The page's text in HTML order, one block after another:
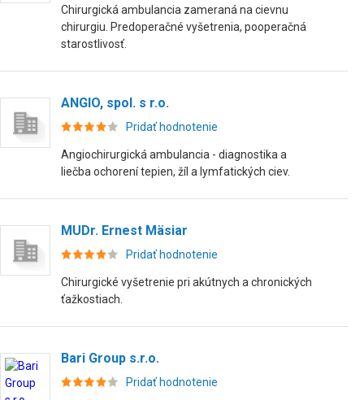
Chirurgická ambulancia zameraná na cievnu
chirurgiu. Predoperačné vyšetrenia, pooperačná
starostlivosť.
ANGIO, spol. s r.o.
Pridať hodnotenie
Angiochirurgická ambulancia - diagnostika a
liečba ochorení tepien, žíl a lymfatických ciev.
MUDr. Ernest Mäsiar
Pridať hodnotenie
Chirurgické vyšetrenie pri akútnych a chronických
ťažkostiach.
Bari Group s.r.o.
Pridať hodnotenie